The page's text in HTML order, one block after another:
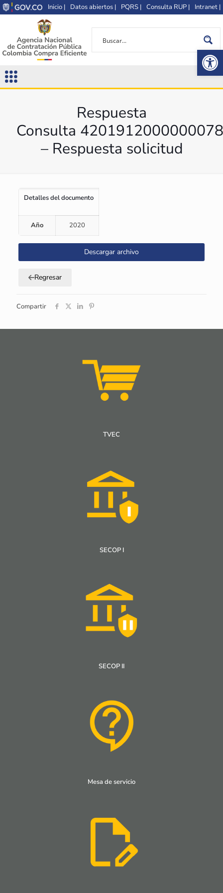
Inicio | Datos abiertos | PQRS | Consulta RUP | Intranet |
Respuesta
Consulta 4201912000000078
– Respuesta solicitud
Detalles del documento
Año 2020
Descargar archivo
Regresar
Compartir
TVEC
SECOP I
SECOP II
Mesa de servicio